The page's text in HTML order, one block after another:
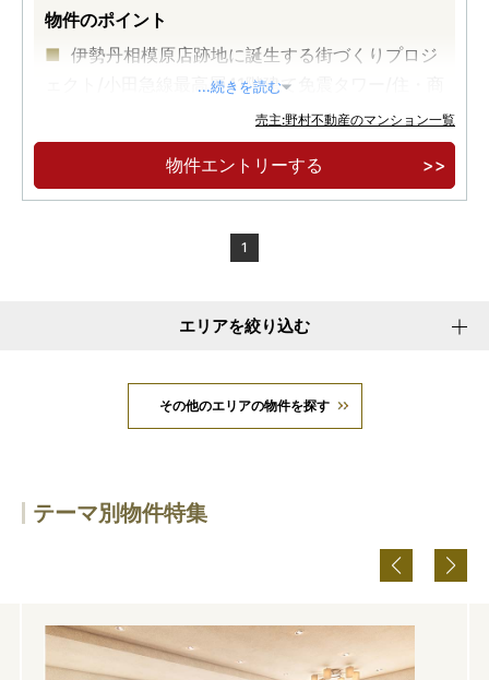
物件のポイント
伊勢丹相模原店跡地に誕生する街づくりプロジ
ェクト/小田急線最高層41階建て免震タワー/住・商
全区画EV充電対応自走式平置駐車場/神奈川県
初、電気・ガスともにCO2排出量実質ゼロ/70㎡台
中心
モデルルーム案内会開催中
...続きを読む
売主:野村不動産のマンション一覧
物件エントリーする
1
エリアを絞り込む
その他のエリアの物件を探す
テーマ別物件特集